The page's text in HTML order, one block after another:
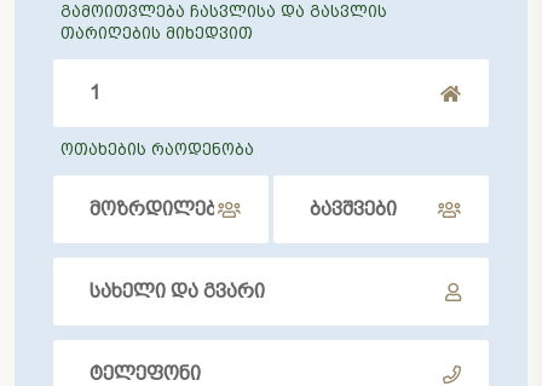
გამოითვლება ჩასვლისა და გასვლის
თარიღების მიხედვით
ოთახების რაოდენობა